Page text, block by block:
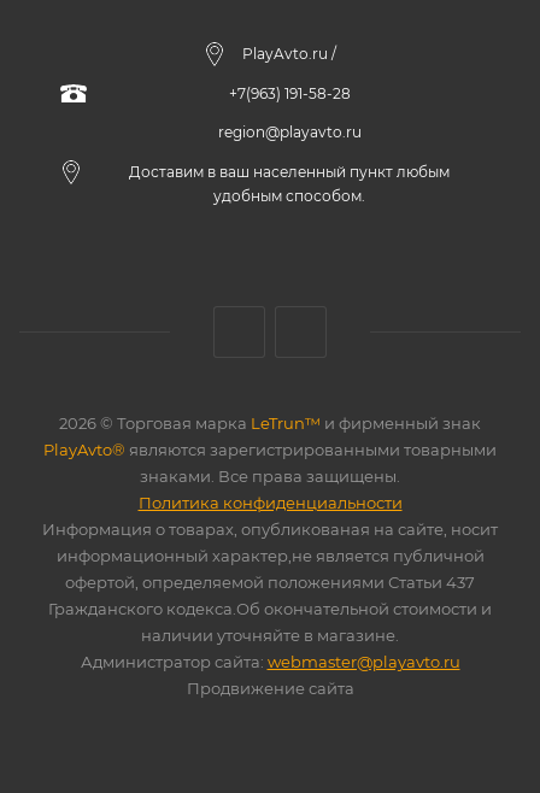
PlayAvto.ru /
+7(963) 191-58-28
region@playavto.ru
Доставим в ваш населенный пункт любым
удобным способом.
2026 © Торговая марка LeTrun™ и фирменный знак
PlayAvto® являются зарегистрированными товарными
знаками. Все права защищены.
Политика конфиденциальности
Информация о товарах, опубликованая на сайте, носит
информационный характер,не является публичной
офертой, определяемой положениями Статьи 437
Гражданского кодекса.Об окончательной стоимости и
наличии уточняйте в магазине.
Администратор сайта: webmaster@playavto.ru
Продвижение сайта